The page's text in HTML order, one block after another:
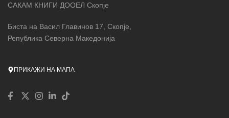
САКАМ КНИГИ ДООЕЛ Скопје
Биста на Васил Главинов 17, Скопје,
Република Северна Македонија
ПРИКАЖИ НА МАПА